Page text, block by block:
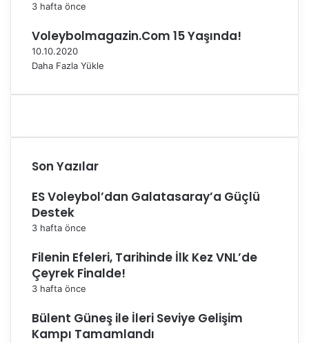
3 hafta önce
Voleybolmagazin.Com 15 Yaşında!
10.10.2020
Daha Fazla Yükle
Son Yazılar
ES Voleybol’dan Galatasaray’a Güçlü
Destek
3 hafta önce
Filenin Efeleri, Tarihinde İlk Kez VNL’de
Çeyrek Finalde!
3 hafta önce
Bülent Güneş ile İleri Seviye Gelişim
Kampı Tamamlandı